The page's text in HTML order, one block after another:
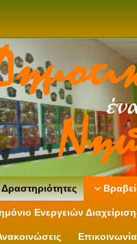
Δραστηριότητες
Ενεργειών
Επικοινωνία